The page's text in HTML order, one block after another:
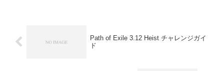
Path of Exile 3.12 Heist チャレンジガイ
ド